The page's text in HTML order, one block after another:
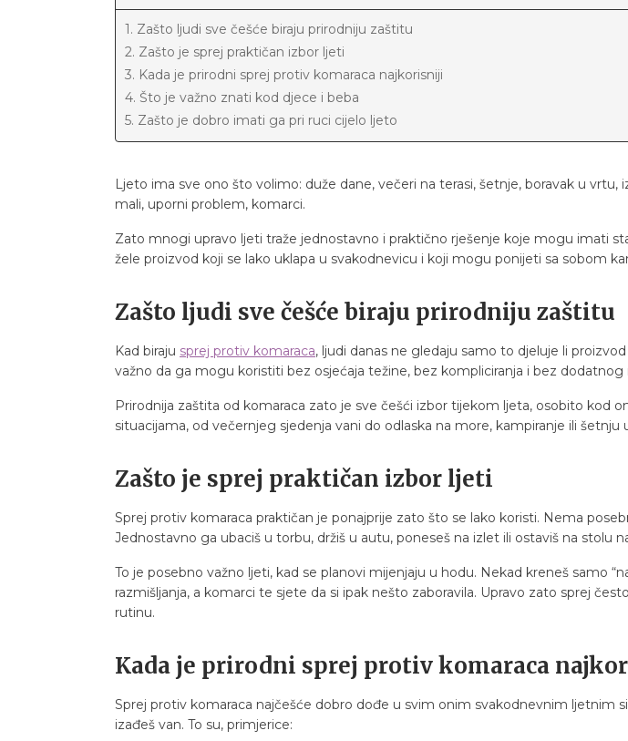
1. Zašto ljudi sve češće biraju prirodniju zaštitu
2. Zašto je sprej praktičan izbor ljeti
3. Kada je prirodni sprej protiv komaraca najkorisniji
4. Što je važno znati kod djece i beba
5. Zašto je dobro imati ga pri ruci cijelo ljeto
Ljeto ima sve ono što volimo: duže dane, večeri na terasi, šetnje, boravak u
mali, uporni problem, komarci.
Zato mnogi upravo ljeti traže jednostavno i praktično rješenje koje mogu imati
žele proizvod koji se lako uklapa u svakodnevicu i koji mogu ponijeti sa sobom
Zašto ljudi sve češće biraju prirodniju zaštitu
Kad biraju sprej protiv komaraca, ljudi danas ne gledaju samo to djeluje li
važno da ga mogu koristiti bez osjećaja težine, bez kompliciranja i bez dodatnog
Prirodnija zaštita od komaraca zato je sve češći izbor tijekom ljeta, osobito kod
situacijama, od večernjeg sjedenja vani do odlaska na more, kampiranje ili šetnju
Zašto je sprej praktičan izbor ljeti
Sprej protiv komaraca praktičan je ponajprije zato što se lako koristi. Nema
Jednostavno ga ubaciš u torbu, držiš u autu, poneseš na izlet ili ostaviš na stolu
To je posebno važno ljeti, kad se planovi mijenjaju u hodu. Nekad kreneš samo
razmišljanja, a komarci te sjete da si ipak nešto zaboravila. Upravo zato sprej
rutinu.
Kada je prirodni sprej protiv komaraca
Sprej protiv komaraca najčešće dobro dođe u svim onim svakodnevnim ljetnim
izađeš van. To su, primjerice: